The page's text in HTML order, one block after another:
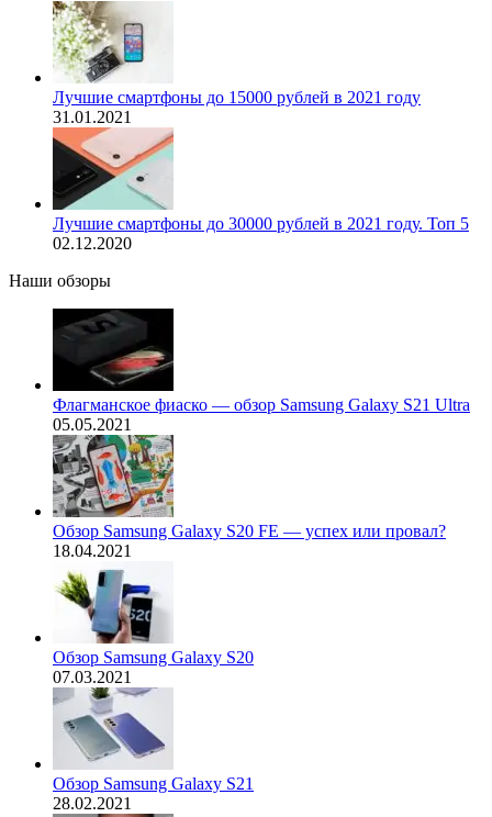
Лучшие смартфоны до 15000 рублей в 2021 году
31.01.2021
Лучшие смартфоны до 30000 рублей в 2021 году. Топ 5
02.12.2020
Наши обзоры
Флагманское фиаско — обзор Samsung Galaxy S21 Ultra
05.05.2021
Обзор Samsung Galaxy S20 FE — успех или провал?
18.04.2021
Обзор Samsung Galaxy S20
07.03.2021
Обзор Samsung Galaxy S21
28.02.2021